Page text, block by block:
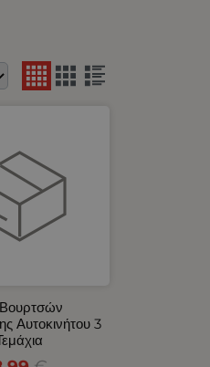
Αυτοκινήτου 3